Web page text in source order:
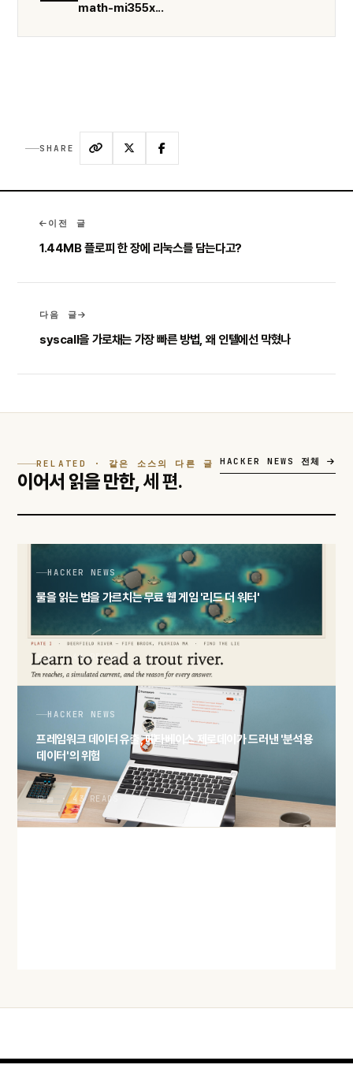
math-mi355x...
SHARE
이전 글
1.44MB 플로피 한 장에 리눅스를 담는다고?
다음 글
syscall을 가로채는 가장 빠른 방법, 왜 인텔에선 막혔나
RELATED · 같은 소스의 다른 글
이어서 읽을 만한,세 편.
HACKER NEWS 전체
HACKER NEWS
물을 읽는 법을 가르치는 무료 웹 게임 '리드 더 워터'
오늘 · 44 READS
HACKER NEWS
프레임워크 데이터 유출, 메타베이스 제로데이가 드러낸 '분석용
데이터'의 위험
오늘 · 43 READS